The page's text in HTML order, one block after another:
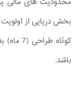
بخش دریایی از
کوتاه
باشد.